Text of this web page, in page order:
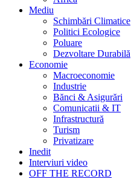
Mediu
Schimbări Climatice
Politici Ecologice
Poluare
Dezvoltare Durabilă
Economie
Macroeconomie
Industrie
Bănci & Asigurări
Comunicatii & IT
Infrastructură
Turism
Privatizare
Inedit
Interviuri video
OFF THE RECORD